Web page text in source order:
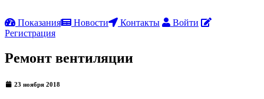
Показания Новости Контакты
Войти
Регистрация
Ремонт вентиляции
23 ноября 2018